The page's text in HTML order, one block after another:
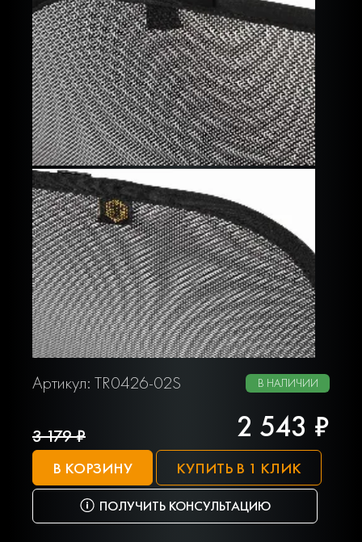
Артикул: TR0426-02S В НАЛИЧИИ
3 179 ₽ 2 543 ₽
В КОРЗИНУ КУПИТЬ В 1 КЛИК
ПОЛУЧИТЬ КОНСУЛЬТАЦИЮ